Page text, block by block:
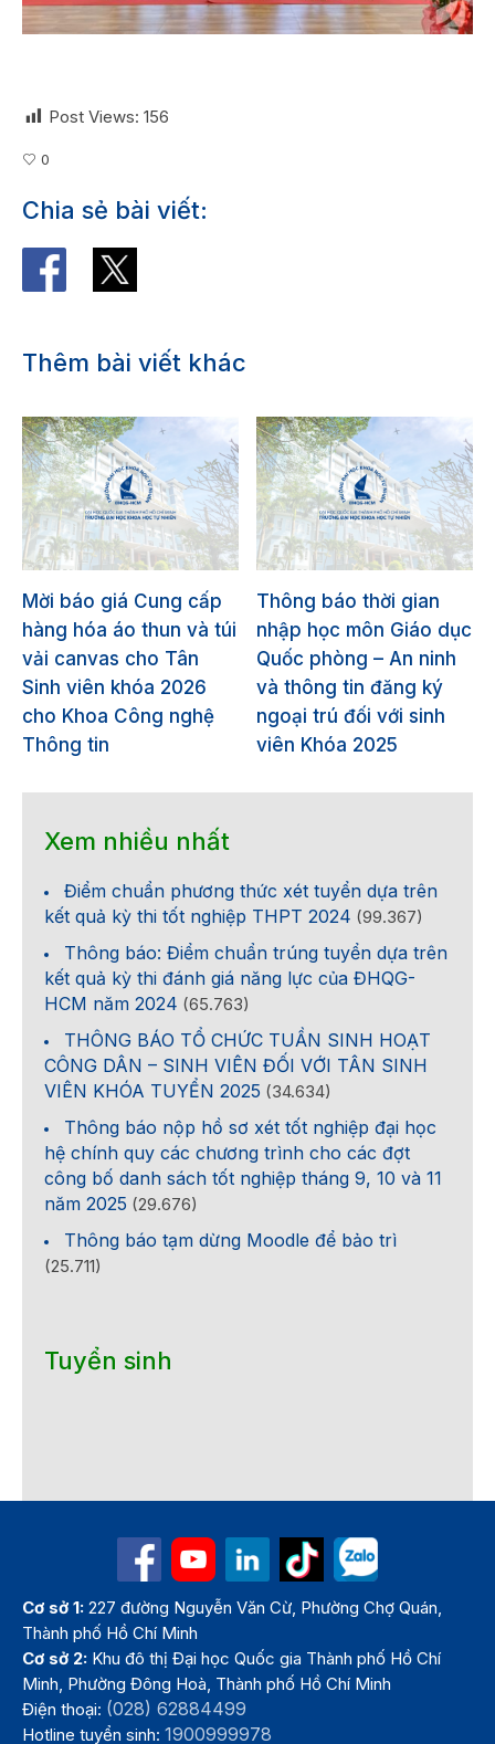
Post Views: 156
0
Chia sẻ bài viết:
Thêm bài viết khác
Mời báo giá Cung cấp
hàng hóa áo thun và túi
vải canvas cho Tân
Sinh viên khóa 2026
cho Khoa Công nghệ
Thông tin
Thông báo thời gian
nhập học môn Giáo dục
Quốc phòng – An ninh
và thông tin đăng ký
ngoại trú đối với sinh
viên Khóa 2025
Xem nhiều nhất
Điểm chuẩn phương thức xét tuyển dựa trên
kết quả kỳ thi tốt nghiệp THPT 2024 (99.367)
Thông báo: Điểm chuẩn trúng tuyển dựa trên
kết quả kỳ thi đánh giá năng lực của ĐHQG-
HCM năm 2024 (65.763)
THÔNG BÁO TỔ CHỨC TUẦN SINH HOẠT
CÔNG DÂN – SINH VIÊN ĐỐI VỚI TÂN SINH
VIÊN KHÓA TUYỂN 2025 (34.634)
Thông báo nộp hồ sơ xét tốt nghiệp đại học
hệ chính quy các chương trình cho các đợt
công bố danh sách tốt nghiệp tháng 9, 10 và 11
năm 2025 (29.676)
Thông báo tạm dừng Moodle để bảo trì
(25.711)
Tuyển sinh
Cơ sở 1: 227 đường Nguyễn Văn Cừ, Phường Chợ Quán,
Thành phố Hồ Chí Minh
Cơ sở 2: Khu đô thị Đại học Quốc gia Thành phố Hồ Chí
Minh, Phường Đông Hoà, Thành phố Hồ Chí Minh
Điện thoại: (028) 62884499
Hotline tuyển sinh:1900999978